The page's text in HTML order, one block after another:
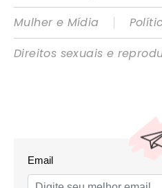
Mulher e Mídia
|
Direitos sexuais e